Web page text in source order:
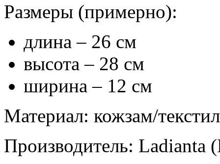
Размеры (примерно):
длина – 26 см
высота – 28 см
ширина – 12 см
Материал: кожзам/
Производитель: Ladianta